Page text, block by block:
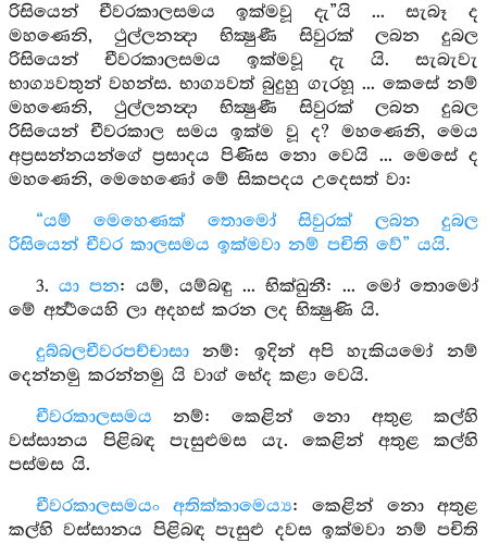
රිසියෙන් චීවරකාලසමය ඉක්මවූ දැ”යි ... සැබෑ ද
මහණෙනි, ථුල්ලනන්‍දා භික්‍ෂුණී සිවුරක් ලබන දුබල
රිසියෙන් චීවරකාලසමය ඉක්මවූ දැ යි. සැබැවැ
භාග්‍යවතුන් වහන්ස. භාග්‍යවත් බුදුහු ගැරහූ ... කෙසේ නම්
මහණෙනි, ථුල්ලනන්‍දා භික්‍ෂුණී සිවුරක් ලබන දුබල
රිසියෙන් චීවරකාල සමය ඉක්ම වූ ද? මහණෙනි, මෙය
අප්‍රසන්නයන්ගේ ප්‍රසාදය පිණිස නො වෙයි ... මෙසේ ද
මහණෙනි, මෙහෙණෝ මේ සිකපදය උදෙසත් වා:
“යම් මෙහෙණක් තොමෝ සිවුරක් ලබන දුබල
රිසියෙන් චීවර කාලසමය ඉක්මවා නම් පචිති වේ” යයි.
3. යා පන: යම්, යම්බඳු ... භික්ඛුනී: ... මෝ තොමෝ
මේ අර්‍ත්‍ථයෙහි ලා අදහස් කරන ලද භික්‍ෂුණි යි.
දුබ්බලචීවරපච්චාසානම්: ඉදින් අපි හැකියමෝ නම්
දෙන්නමු කරන්නමු යි වාග් භේද කළා වෙයි.
චීවරකාලසමය නම්: කෙළින් නො අතුළ කල්හි
වස්සානය පිළිබඳ පැසුළුමස යැ. කෙළින් අතුළ කල්හි
පස්මස යි.
චීවරකාලසමයං අතික්කාමෙය්‍ය: කෙළින් නො අතුළ
කල්හි වස්සානය පිළිබඳ පැසුළු දවස ඉක්මවා නම් පචිති